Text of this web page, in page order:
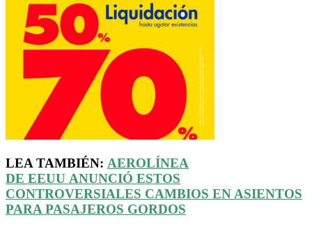
LEA TAMBIÉN: AEROLÍNEA
DE EEUU ANUNCIÓ ESTOS
CONTROVERSIALES CAMBIOS EN ASIENTOS
PARA PASAJEROS GORDOS